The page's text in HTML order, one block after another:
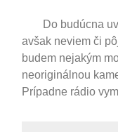
Do budúcna
avšak neviem či
budem nejakým
neoriginálnou
Prípadne rádio